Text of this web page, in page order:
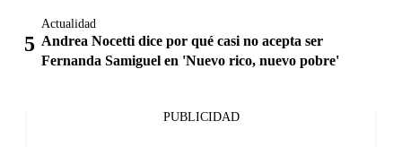
Actualidad
Andrea Nocetti dice por qué casi no acepta ser
Fernanda Samiguel en 'Nuevo rico, nuevo pobre'
PUBLICIDAD